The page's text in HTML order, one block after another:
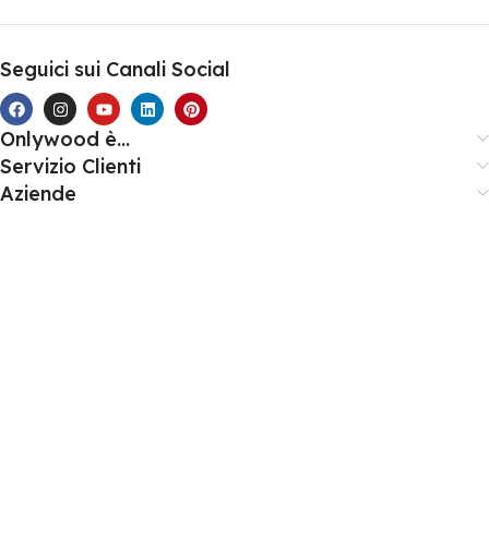
Seguici sui Canali Social
Onlywood è...
Servizio Clienti
Aziende